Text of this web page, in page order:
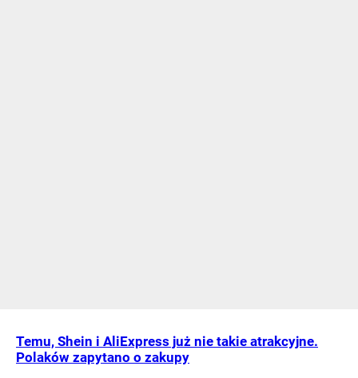
Temu, Shein i AliExpress już nie takie atrakcyjne.
Polaków zapytano o zakupy